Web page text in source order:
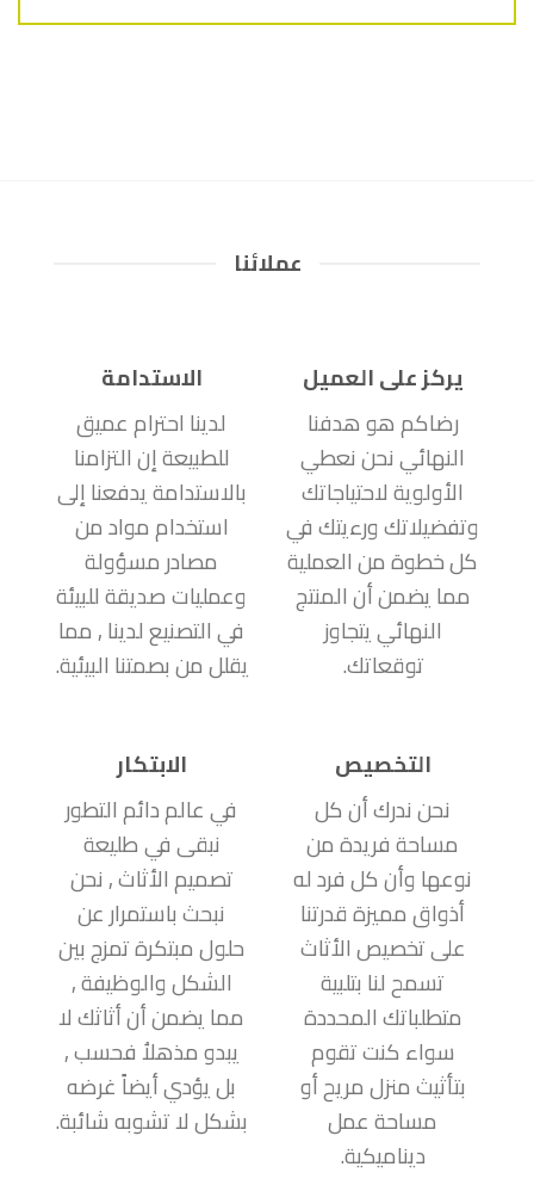
عملائنا
يركز على العميل
رضاكم هو هدفنا
النهائي نحن نعطي
الأولوية لاحتياجاتك
وتفضيلاتك ورءيتك في
كل خطوة من العملية
مما يضمن أن المنتج
النهائي يتجاوز
توقعاتك.
الاستدامة
لدينا احترام عميق
للطبيعة إن التزامنا
بالاستدامة يدفعنا إلى
استخدام مواد من
مصادر مسؤولة
وعمليات صديقة للبيئة
في التصنيع لدينا , مما
يقلل من بصمتنا البيئية.
التخصيص
نحن ندرك أن كل
مساحة فريدة من
نوعها وأن كل فرد له
أذواق مميزة قدرتنا
على تخصيص الأثاث
تسمح لنا بتلبية
متطلباتك المحددة
سواء كنت تقوم
بتأثيث منزل مريح أو
مساحة عمل
ديناميكية.
الابتكار
في عالم دائم التطور
نبقى في طليعة
تصميم الأثاث , نحن
نبحث باستمرار عن
حلول مبتكرة تمزج بين
الشكل والوظيفة ,
مما يضمن أن أثاثك لا
يبدو مذهلاُ فحسب ,
بل يؤدي أيضاً غرضه
بشكل لا تشوبه شائبة.